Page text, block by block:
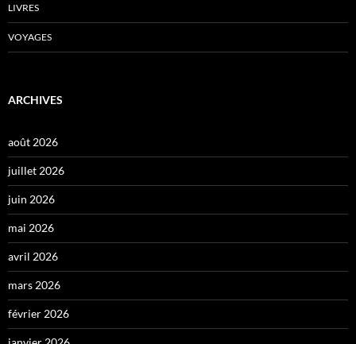
LIVRES
VOYAGES
ARCHIVES
août 2026
juillet 2026
juin 2026
mai 2026
avril 2026
mars 2026
février 2026